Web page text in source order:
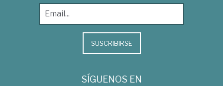
SUSCRIBIRSE
SÍGUENOS EN